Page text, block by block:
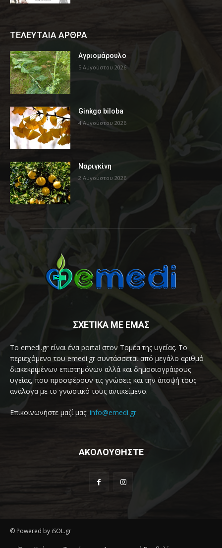
ΤΕΛΕΥΤΑΙΑ ΑΡΘΡΑ
Αγριομάρουλο
5 Αυγούστου 2026
Ginkgo biloba
4 Αυγούστου 2026
Ναριγκίνη
2 Αυγούστου 2026
ΣΧΕΤΙΚΑ ΜΕ ΕΜΑΣ
Το emedi.gr είναι ένα portal στον Τομέα της υγείας. Το
περιεχόμενο του emedi.gr συντάσσεται από μεγάλο αριθμό
διακεκριμένων επιστημόνων αλλά και δημοσιογράφους
υγείας, που προσφέρουν τις γνώσεις και την άποψή τους
ανάλογα με το γνωστικό τους αντικείμενο.
Επικοινωνήστε μαζί μας: info@emedi.gr
ΑΚΟΛΟΥΘΗΣΤΕ
© Powered by iSOL.gr